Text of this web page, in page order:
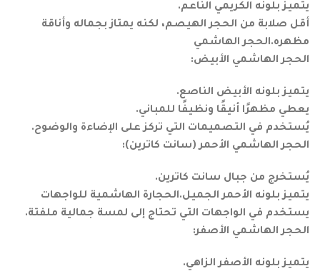
يتميز بلونه الكريمي الناعم.
أقل صلابة من الحجر الهيصم، لكنه يمتاز بجماله وأناقة
مظهره.الحجر الهاشمي
الحجر الهاشمي الأبيض:
يتميز بلونه الأبيض الناصع.
يعطي مظهرًا أنيقًا ونظيفًا للمباني.
يُستخدم في التصميمات التي تركز على الإضاءة والوضوح.
الحجر الهاشمي الأحمر (سانت كاترين):
يُستخرج من جبال سانت كاترين.
يتميز بلونه الأحمر الجميل.الحجارة الهاشمية للواجهات
يستخدم في الواجهات التي تحتاج إلى لمسة جمالية ملفتة.
الحجر الهاشمي الأصفر:
يتميز بلونه الأصفر الزاهي.